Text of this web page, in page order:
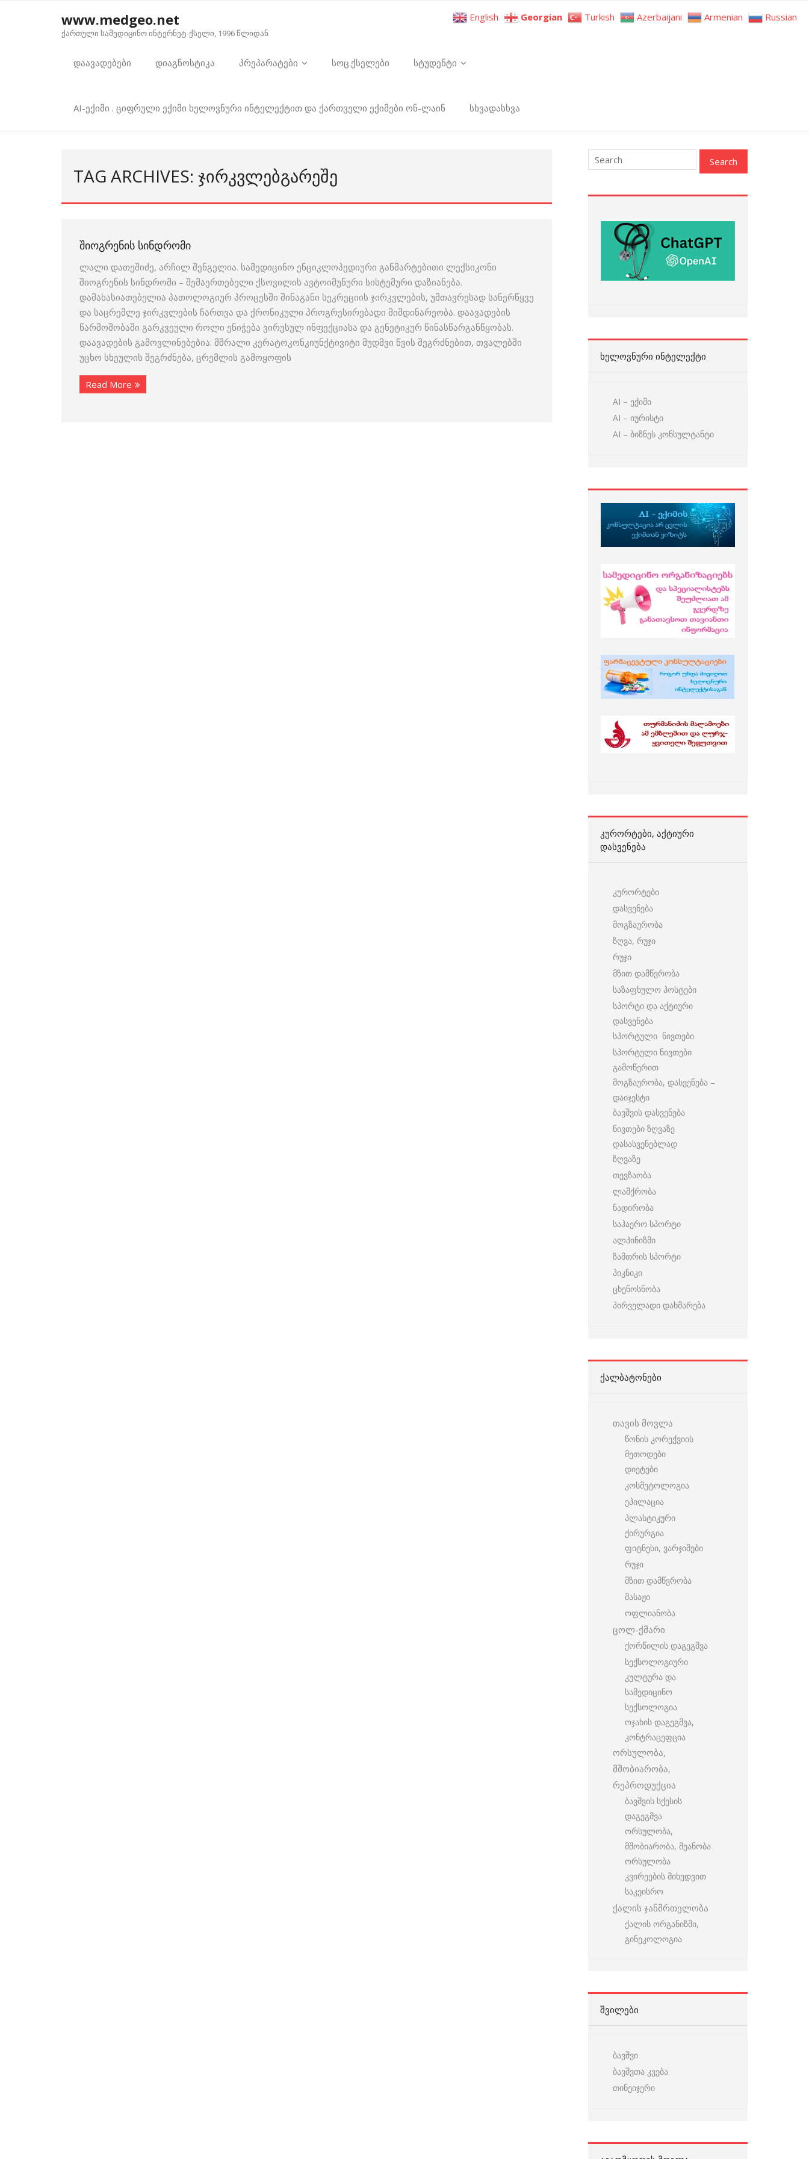
www.medgeo.net
ქართული სამედიცინო ინტერნეტ-ქსელი, 1996 წლიდან
დაავადებები დიაგნოსტიკა პრეპარატები სოც.ქსელები სტუდენტი
AI-ექიმი . ციფრული ექიმი ხელოვნური ინტელექტით და ქართველი ექიმები ონ-ლაინ სხვადასხვა
TAG ARCHIVES: ᲯᲘᲠᲙᲕᲚᲔᲑᲒᲐᲠᲔᲨᲔ
ᲨᲘᲝᲒᲠᲔᲜᲘᲡ ᲡᲘᲜᲓᲠᲝᲛᲘ
ლალი დათეშიძე, არჩილ შენგელია. სამედიცინო ენციკლოპედიური განმარტებითი ლექსიკონი
შიოგრენის სინდრომი – შემაერთებელი ქსოვილის ავტოიმუნური სისტემური დაზიანება.
დამახასიათებელია პათოლოგიურ პროცესში შინაგანი სეკრეციის ჯირკვლების, უმთავრესად სანერწყვე
და საცრემლე ჯირკვლების ჩართვა და ქრონიკული პროგრესირებადი მიმდინარეობა. დაავადების
წარმოშობაში გარკვეული როლი ენიჭება ვირუსულ ინფექციასა და გენეტიკურ წინასწარგანწყობას.
დაავადების გამოვლინებებია: მშრალი კერატოკონკიუნქტივიტი მუდმვი წვის შეგრძნებით, თვალებში
უცხო სხეულის შეგრძნება, ცრემლის გამოყოფის
Read More
ᲮᲔᲚᲝᲕᲜᲣᲠᲘ ᲘᲜᲢᲔᲚᲔᲥᲢᲘ
AI – ექიმი
AI – იურისტი
AI – ბიზნეს კონსულტანტი
ᲙᲣᲠᲝᲠᲢᲔᲑᲘ, ᲐᲥᲢᲘᲣᲠᲘ
ᲓᲐᲡᲕᲔᲜᲔᲑᲐ
კურორტები
დასვენება
მოგზაურობა
ზღვა, რუჯი
რუჯი
მზით დამწვრობა
საზაფხულო პოსტები
სპორტი და აქტიური
დასვენება
სპორტული ნივთები
სპორტული ნივთები
გამოწერით
მოგზაურობა, დასვენება –
დაიჯესტი
ბავშვის დასვენება
ნივთები ზღვაზე
დასასვენებლად
ზღვაზე
თევზაობა
ლაშქრობა
ნადირობა
საჰაერო სპორტი
ალპინიზმი
ზამთრის სპორტი
პიკნიკი
ცხენოსნობა
პირველადი დახმარება
ᲥᲐᲚᲑᲐᲢᲝᲜᲔᲑᲘ
თავის მოვლა
წონის კორექვიის
მეთოდები
დიეტები
კოსმეტოლოგია
ეპილაცია
პლასტიკური
ქირურგია
ფიტნესი, ვარჯიშები
რუჯი
მზით დამწვრობა
მასაჟი
ოფლიანობა
ცოლ-ქმარი
ქორწილის დაგეგმვა
სექსოლოგიური
კულტურა და
სამედიცინო
სექსოლოგია
ოჯახის დაგეგმვა,
კონტრაცეფცია
ორსულობა,
მშობიარობა,
რეპროდუქცია
ბავშვის სქესის
დაგეგმვა
ორსულობა,
მშობიარობა, მეანობა
ორსულობა
კვირეების მიხედვით
საკეისრო
ქალის ჯანმრთელობა
ქალის ორგანიზმი,
გინეკოლოგია
ᲨᲕᲘᲚᲔᲑᲘ
ბავშვი
ბავშვთა კვება
თინეიჯერი
English Georgian Turkish Azerbaijani Armenian Russian